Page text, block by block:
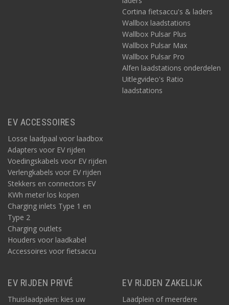
Cortina fietsaccu's & laders
Wallbox laadstations
Wallbox Pulsar Plus
Wallbox Pulsar Max
Wallbox Pulsar Pro
Alfen laadstations onderdelen
Uitlegvideo's Ratio
laadstations
EV ACCESSOIRES
Losse laadpaal voor laadbox
Adapters voor EV rijden
Voedingskabels voor EV rijden
Verlengkabels voor EV rijden
Stekkers en connectors EV
KWh meter los kopen
Charging inlets Type 1 en
Type 2
Charging outlets
Houders voor laadkabel
Accessoires voor fietsaccu
EV RIJDEN PRIVÉ
Thuislaadpalen: kies uw
EV RIJDEN ZAKELIJK
Laadplein of meerdere